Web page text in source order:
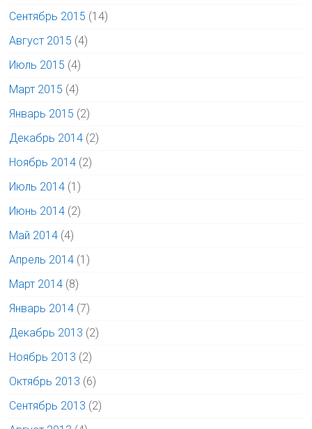
Сентябрь 2015 (14)
Август 2015 (4)
Июль 2015 (4)
Март 2015 (4)
Январь 2015 (2)
Декабрь 2014 (2)
Ноябрь 2014 (2)
Июль 2014 (1)
Июнь 2014 (2)
Май 2014 (4)
Апрель 2014 (1)
Март 2014 (8)
Январь 2014 (7)
Декабрь 2013 (2)
Ноябрь 2013 (2)
Октябрь 2013 (6)
Сентябрь 2013 (2)